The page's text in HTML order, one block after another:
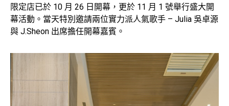
限定店已於 10 月 26 日開幕，更於 11 月 1 號舉行盛大開
幕活動。當天特別邀請兩位實力派人氣歌手 – Julia 吳卓源
與 J.Sheon 出席擔任開幕嘉賓。